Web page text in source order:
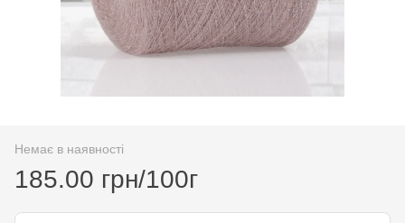
Немає в наявності
185.00 грн/100г